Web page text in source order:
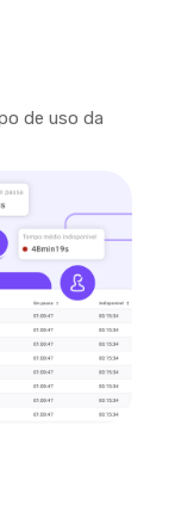
de uso da